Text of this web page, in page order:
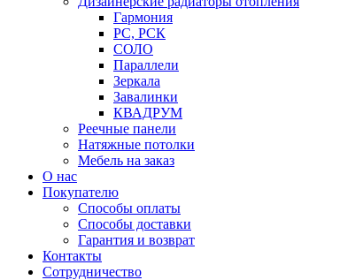
Гармония
РС, РСК
СОЛО
Параллели
Зеркала
Завалинки
КВАДРУМ
Реечные панели
Натяжные потолки
Мебель на заказ
О нас
Покупателю
Способы оплаты
Способы доставки
Гарантия и возврат
Контакты
Сотрудничество